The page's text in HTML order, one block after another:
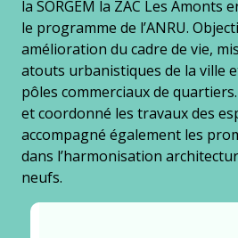
la SORGEM la ZAC Les Amonts
le programme de l’ANRU.
amélioration du cadre de vie,
atouts urbanistiques de la ville
pôles commerciaux de
et coordonné les travaux des
accompagné également les
dans l’harmonisation
neufs.